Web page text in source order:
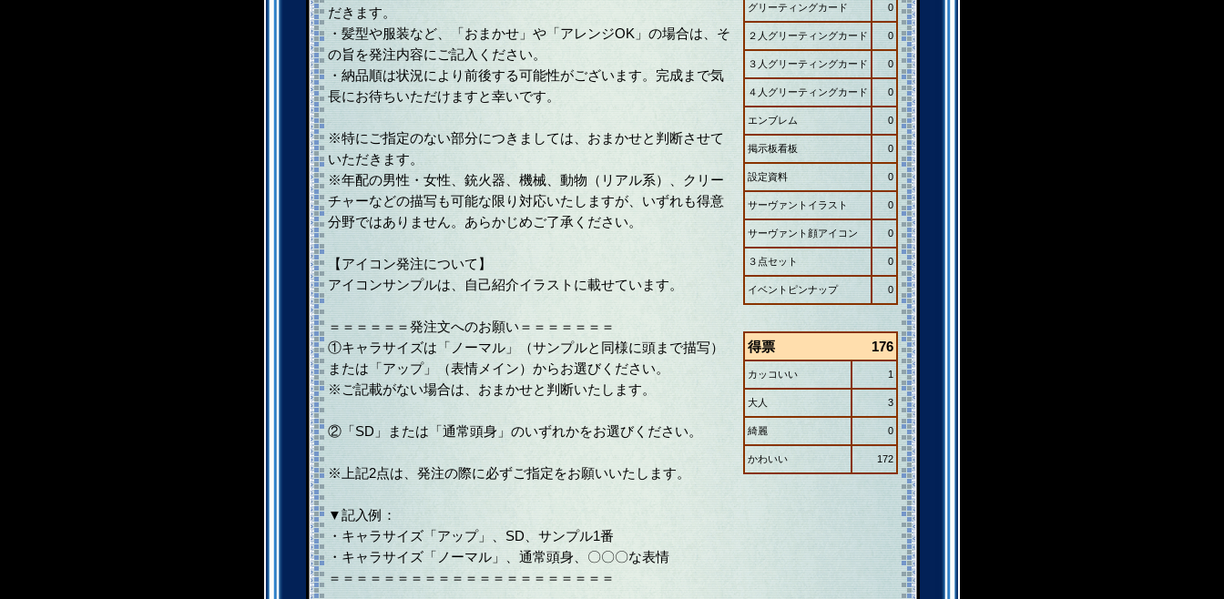
グリーティングカード 0
２人グリーティングカード 0
３人グリーティングカード 0
４人グリーティングカード 0
エンブレム 0
掲示板看板 0
設定資料 0
サーヴァントイラスト 0
サーヴァント顔アイコン 0
３点セット 0
イベントピンナップ 0
得票 176
カッコいい 1
大人 3
綺麗 0
かわいい 172
だきます。
・髪型や服装など、「おまかせ」や「アレンジOK」の場合は、そ
の旨を発注内容にご記入ください。
・納品順は状況により前後する可能性がございます。完成まで気
長にお待ちいただけますと幸いです。
※特にご指定のない部分につきましては、おまかせと判断させて
いただきます。
※年配の男性・女性、銃火器、機械、動物（リアル系）、クリー
チャーなどの描写も可能な限り対応いたしますが、いずれも得意
分野ではありません。あらかじめご了承ください。
【アイコン発注について】
アイコンサンプルは、自己紹介イラストに載せています。
＝＝＝＝＝＝発注文へのお願い＝＝＝＝＝＝＝
①キャラサイズは「ノーマル」（サンプルと同様に頭まで描写）
または「アップ」（表情メイン）からお選びください。
※ご記載がない場合は、おまかせと判断いたします。
②「SD」または「通常頭身」のいずれかをお選びください。
※上記2点は、発注の際に必ずご指定をお願いいたします。
▼記入例：
・キャラサイズ「アップ」、SD、サンプル1番
・キャラサイズ「ノーマル」、通常頭身、〇〇〇な表情
＝＝＝＝＝＝＝＝＝＝＝＝＝＝＝＝＝＝＝＝＝